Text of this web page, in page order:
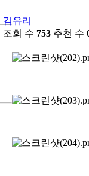
김유리
조회 수 753 추천 수